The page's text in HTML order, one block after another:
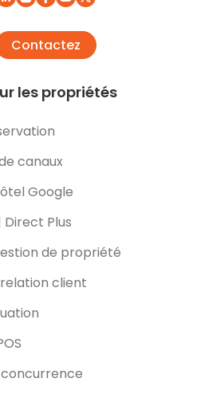
Contactez
les propriétés
canaux
Google
Plus
de propriété
client